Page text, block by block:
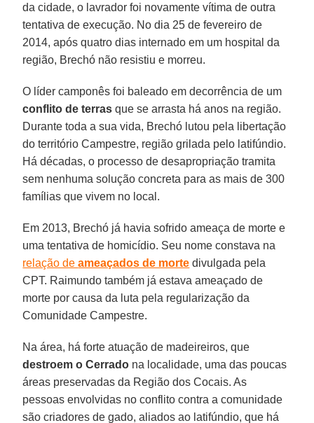
da cidade, o lavrador foi novamente vítima de outra
tentativa de execução. No dia 25 de fevereiro de
2014, após quatro dias internado em um hospital da
região, Brechó não resistiu e morreu.
O líder camponês foi baleado em decorrência de um
conflito de terras que se arrasta há anos na região.
Durante toda a sua vida, Brechó lutou pela libertação
do território Campestre, região grilada pelo latifúndio.
Há décadas, o processo de desapropriação tramita
sem nenhuma solução concreta para as mais de 300
famílias que vivem no local.
Em 2013, Brechó já havia sofrido ameaça de morte e
uma tentativa de homicídio. Seu nome constava na
relação deameaçados de morte divulgada pela
CPT. Raimundo também já estava ameaçado de
morte por causa da luta pela regularização da
Comunidade Campestre.
Na área, há forte atuação de madeireiros, que
destroem o Cerrado na localidade, uma das poucas
áreas preservadas da Região dos Cocais. As
pessoas envolvidas no conflito contra a comunidade
são criadores de gado, aliados ao latifúndio, que há